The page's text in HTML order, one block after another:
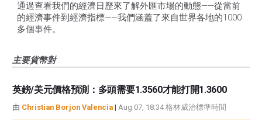
通過查看我們的經濟日歷來了解外匯市場的動態——從當前
的經濟事件到經濟指標——我們涵蓋了來自世界各地的1000
多個事件。
主要貨幣對
英鎊/美元價格預測：多頭需要1.3560才能打開1.3600
由 Christian Borjon Valencia | Aug 07, 18:34 格林威治標準時間